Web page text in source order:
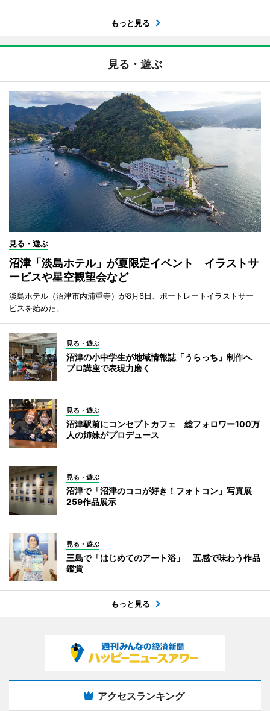
もっと見る
見る・遊ぶ
見る・遊ぶ
沼津「淡島ホテル」が夏限定イベント イラストサ
ービスや星空観望会など
淡島ホテル（沼津市内浦重寺）が8月6日、ポートレートイラストサー
ビスを始めた。
見る・遊ぶ
沼津の小中学生が地域情報誌「うらっち」制作へ
プロ講座で表現力磨く
見る・遊ぶ
沼津駅前にコンセプトカフェ 総フォロワー100万
人の姉妹がプロデュース
見る・遊ぶ
沼津で「沼津のココが好き！フォトコン」写真展
259作品展示
見る・遊ぶ
三島で「はじめてのアート浴」 五感で味わう作品
鑑賞
もっと見る
アクセスランキング